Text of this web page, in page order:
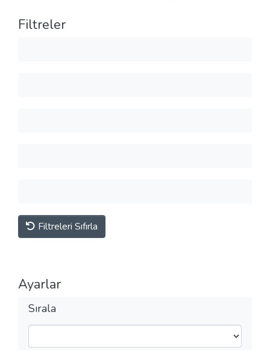
Filtreler
Filtreleri Sıfırla
Ayarlar
Sırala